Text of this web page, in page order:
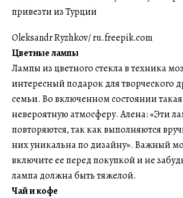
Oleksandr Ryzhkov/ ru.freepik.com
Цветные лампы
Лампы из цветного стекла в техника
интересный подарок для творческого
семьи. Во включенном состоянии
невероятную атмосферу. Алена: «Эти
повторяются, так как выполняются
них уникальна по дизайну». Важный
включите ее перед покупкой и не
лампа должна быть тяжелой.
Чай и кофе